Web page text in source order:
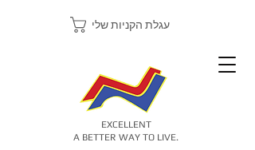
עגלת הקניות שלי
EXCELLENT
A BETTER WAY TO LIVE.